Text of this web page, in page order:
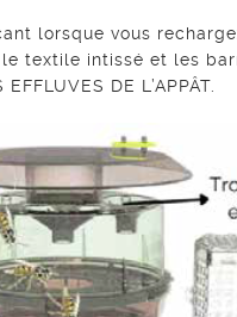
lorsque vous
textile intissé et les
DE L’APPÂT.